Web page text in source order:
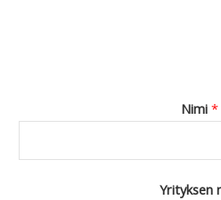
Nimi *
Yrityksen